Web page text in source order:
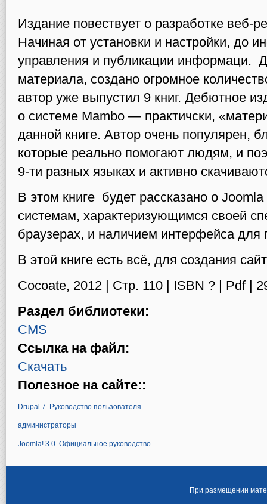
Издание повествует о разработке веб-
Начиная от установки и настройки, до
управления и публикации информаци.
материала, создано огромное
автор уже выпустил 9 книг. Дебютное
о системе Mаmbо — практичски,
данной книге. Автор очень популярен,
которые реально помогают людям, и
9-ти разных языках и активно
В этом книге будет рассказано о
системам, характеризующимся своей
браузерах, и наличием интерфейса для
В этой книге есть всё, для создания
Cocoate, 2012 | Стр. 110 | ISBN ? | Pdf |
Раздел библиотеки:
CMS
Ссылка на файл:
Скачать
Полезное на сайте::
Drupal 7. Руководство пользователя
администраторы
Joomla! 3.0. Официальное руководство
При размещении